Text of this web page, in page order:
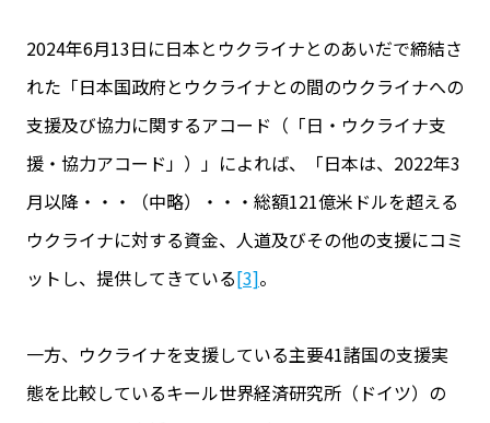
2024年6月13日に日本とウクライナとのあいだで締結さ
れた「日本国政府とウクライナとの間のウクライナへの
支援及び協力に関するアコード（「日・ウクライナ支
援・協力アコード」）」によれば、「日本は、2022年3
月以降・・・（中略）・・・総額121億米ドルを超える
ウクライナに対する資金、人道及びその他の支援にコミ
ットし、提供してきている[3]。
一方、ウクライナを支援している主要41諸国の支援実
態を比較しているキール世界経済研究所（ドイツ）の